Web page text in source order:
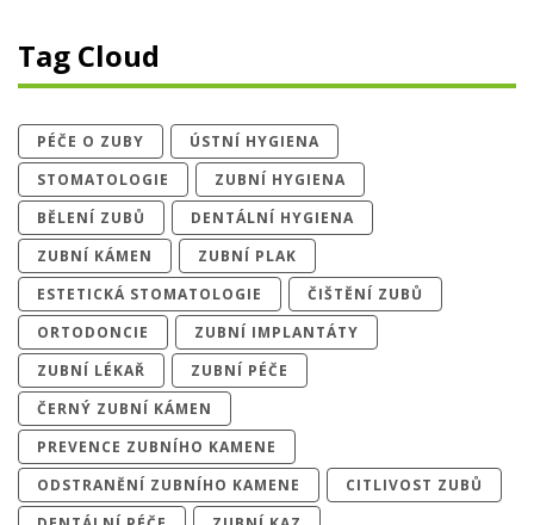
Tag Cloud
PÉČE O ZUBY
ÚSTNÍ HYGIENA
STOMATOLOGIE
ZUBNÍ HYGIENA
BĚLENÍ ZUBŮ
DENTÁLNÍ HYGIENA
ZUBNÍ KÁMEN
ZUBNÍ PLAK
ESTETICKÁ STOMATOLOGIE
ČIŠTĚNÍ ZUBŮ
ORTODONCIE
ZUBNÍ IMPLANTÁTY
ZUBNÍ LÉKAŘ
ZUBNÍ PÉČE
ČERNÝ ZUBNÍ KÁMEN
PREVENCE ZUBNÍHO KAMENE
ODSTRANĚNÍ ZUBNÍHO KAMENE
CITLIVOST ZUBŮ